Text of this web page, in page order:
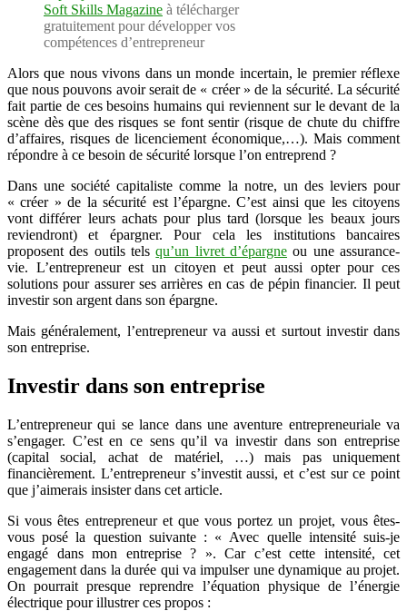
Soft Skills Magazine à télécharger
gratuitement pour développer vos
compétences d’entrepreneur
Alors que nous vivons dans un monde incertain, le premier réflexe
que nous pouvons avoir serait de « créer » de la sécurité. La sécurité
fait partie de ces besoins humains qui reviennent sur le devant de la
scène dès que des risques se font sentir (risque de chute du chiffre
d’affaires, risques de licenciement économique,…). Mais comment
répondre à ce besoin de sécurité lorsque l’on entreprend ?
Dans une société capitaliste comme la notre, un des leviers pour
« créer » de la sécurité est l’épargne. C’est ainsi que les citoyens
vont différer leurs achats pour plus tard (lorsque les beaux jours
reviendront) et épargner. Pour cela les institutions bancaires
proposent des outils telsqu’un livret d’épargne ou une assurance-
vie. L’entrepreneur est un citoyen et peut aussi opter pour ces
solutions pour assurer ses arrières en cas de pépin financier. Il peut
investir son argent dans son épargne.
Mais généralement, l’entrepreneur va aussi et surtout investir dans
son entreprise.
Investir dans son entreprise
L’entrepreneur qui se lance dans une aventure entrepreneuriale va
s’engager. C’est en ce sens qu’il va investir dans son entreprise
(capital social, achat de matériel, …) mais pas uniquement
financièrement. L’entrepreneur s’investit aussi, et c’est sur ce point
que j’aimerais insister dans cet article.
Si vous êtes entrepreneur et que vous portez un projet, vous êtes-
vous posé la question suivante : « Avec quelle intensité suis-je
engagé dans mon entreprise ? ». Car c’est cette intensité, cet
engagement dans la durée qui va impulser une dynamique au projet.
On pourrait presque reprendre l’équation physique de l’énergie
électrique pour illustrer ces propos :